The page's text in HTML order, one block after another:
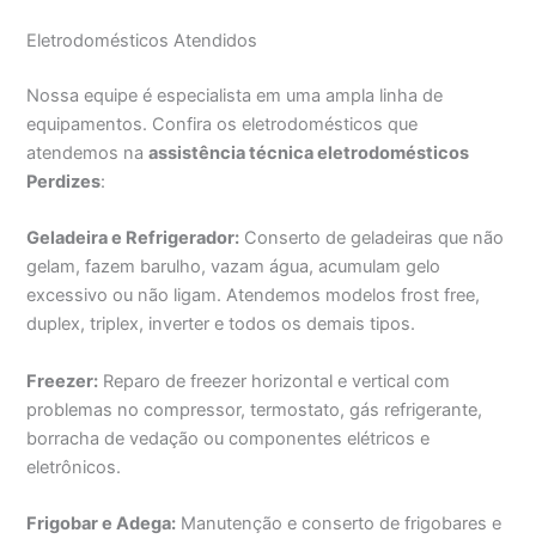
Eletrodomésticos Atendidos
Nossa equipe é especialista em uma ampla linha de
equipamentos. Confira os eletrodomésticos que
atendemos naassistência técnica eletrodomésticos
Perdizes:
Geladeira e Refrigerador: Conserto de geladeiras que não
gelam, fazem barulho, vazam água, acumulam gelo
excessivo ou não ligam. Atendemos modelos frost free,
duplex, triplex, inverter e todos os demais tipos.
Freezer: Reparo de freezer horizontal e vertical com
problemas no compressor, termostato, gás refrigerante,
borracha de vedação ou componentes elétricos e
eletrônicos.
Frigobar e Adega: Manutenção e conserto de frigobares e